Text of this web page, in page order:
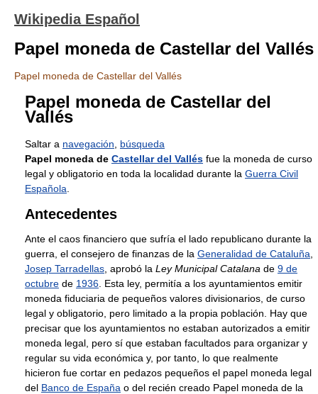
Wikipedia Español
Papel moneda de Castellar del Vallés
Papel moneda de Castellar del Vallés
Papel moneda de Castellar del
Vallés
Saltar a navegación
búsqueda
Papel moneda de Castellar del Vallés fue la moneda de curso
legal y obligatorio en toda la localidad durante la Guerra Civil
Española
Antecedentes
Ante el caos financiero que sufría el lado republicano durante la
guerra, el consejero de finanzas de la Generalidad de Cataluña
Josep Tarradellas , aprobó la Ley Municipal Catalana de 9 de
octubre de 1936 . Esta ley, permitía a los ayuntamientos emitir
moneda fiduciaria de pequeños valores divisionarios, de curso
legal y obligatorio, pero limitado a la propia población. Hay que
precisar que los ayuntamientos no estaban autorizados a emitir
moneda legal, pero sí que estaban facultados para organizar y
regular su vida económica y, por tanto, lo que realmente
hicieron fue cortar en pedazos pequeños el papel moneda legal
del Banco de España o del recién creado Papel moneda de la